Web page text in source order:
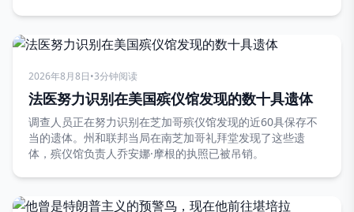
2026年8月8日•3分钟阅读
法医努力识别在美国殡仪馆发现的数十具遗体
调查人员正在努力识别在芝加哥殡仪馆发现的近60具保存不
当的遗体。州和联邦当局在南芝加哥礼拜堂发现了这些遗
体，殡仪馆负责人乔安娜·摩根的执照已被吊销。